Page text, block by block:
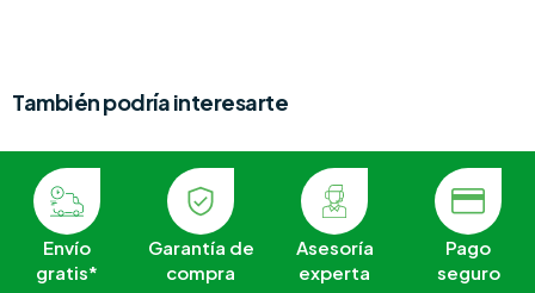
También podría interesarte
Envío
gratis*
Garantía de
compra
Asesoría
experta
Pago
seguro